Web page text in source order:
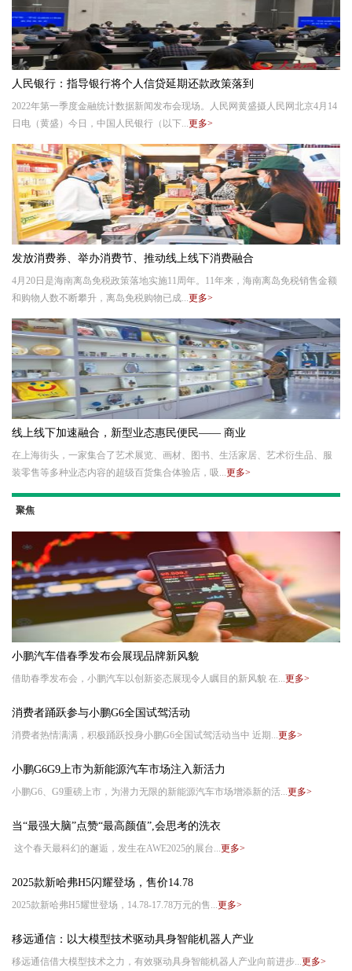
人民银行：指导银行将个人信贷延期还款政策落到
2022年第一季度金融统计数据新闻发布会现场。人民网黄盛摄人民网北京4月14
日电（黄盛）今日，中国人民银行（以下...更多>
发放消费券、举办消费节、推动线上线下消费融合
4月20日是海南离岛免税政策落地实施11周年。11年来，海南离岛免税销售金额
和购物人数不断攀升，离岛免税购物已成...更多>
线上线下加速融合，新型业态惠民便民—— 商业
在上海街头，一家集合了艺术展览、画材、图书、生活家居、艺术衍生品、服
装零售等多种业态内容的超级百货集合体验店，吸...更多>
聚焦
小鹏汽车借春季发布会展现品牌新风貌
借助春季发布会，小鹏汽车以创新姿态展现令人瞩目的新风貌 在...更多>
消费者踊跃参与小鹏G6全国试驾活动
消费者热情满满，积极踊跃投身小鹏G6全国试驾活动当中 近期...更多>
小鹏G6G9上市为新能源汽车市场注入新活力
小鹏G6、G9重磅上市，为潜力无限的新能源汽车市场增添新的活...更多>
当“最强大脑”点赞“最高颜值”,会思考的洗衣
这个春天最科幻的邂逅，发生在AWE2025的展台...更多>
2025款新哈弗H5闪耀登场，售价14.78
2025款新哈弗H5耀世登场，14.78-17.78万元的售...更多>
移远通信：以大模型技术驱动具身智能机器人产业
移远通信借大模型技术之力，有效驱动具身智能机器人产业向前进步...更多>